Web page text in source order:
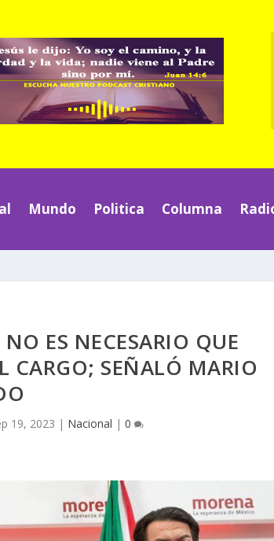
Mundo Politica Columna
ES NECESARIO QUE
CARGO; SEÑALÓ MARIO
19, 2023 | Nacional | 0